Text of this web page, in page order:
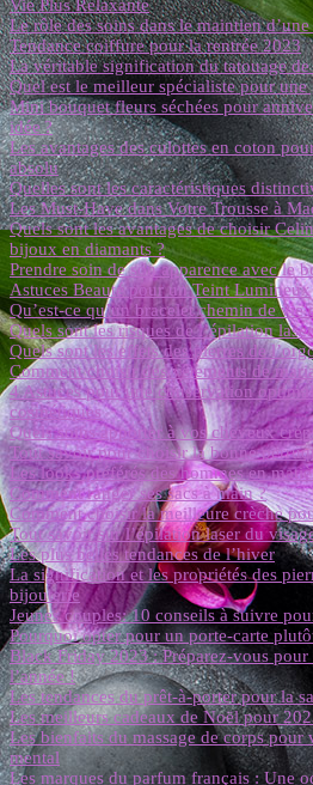
Vie Plus Relaxante
Le rôle des soins dans le maintien d’une
Tendance coiffure pour la rentrée 2023
La véritable signification du tatouage
Quel est le meilleur spécialiste pour
Mini bouquet fleurs séchées pour
idée ?
Les avantages des culottes en coton
absolu
Quelles sont les caractéristiques
Les Must-Have dans Votre Trousse à
Quels sont les avantages de choisir
bijoux en diamants ?
Prendre soin de son apparence avec le
Astuces Beauté pour un Teint Lumineux
Qu’est-ce qu’un bracelet chemin de
Quels sont les risques de l’épilation
Quels sont les effets des pierres de
Comment choisir des vêtements de
4 Astuces pour une conservation
cosmétiques
Quels soins apporter à vos cheveux
Tout savoir pour choisir la bonne
Les looks préférés des hommes en
Comment ranger ses sacs à main ?
Comment choisir la meilleure crèche
Tout savoir sur l’épilation laser du
Les plus belles tendances de l’hiver
La signification et les propriétés des
bijouterie
Jeunes couples: 10 conseils à suivre
Pourquoi opter pour un porte-carte
Black Friday 2023 : Préparez-vous
l’année !
Les tendances du prêt-à-porter pour la
Les meilleurs cadeaux de Noël pour
Les bienfaits du massage de corps
mental
Les marques du parfum français : Une